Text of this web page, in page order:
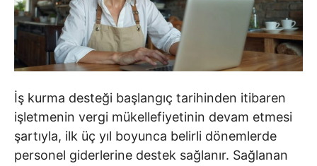
İş kurma desteği başlangıç tarihinden itibaren
işletmenin vergi mükellefiyetinin devam etmesi
şartıyla, ilk üç yıl boyunca belirli dönemlerde
personel giderlerine destek sağlanır. Sağlanan